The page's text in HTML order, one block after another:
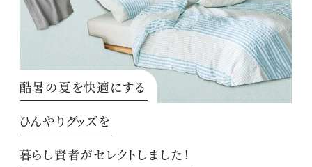
酷暑の夏を快適にする
ひんやりグッズを
暮らし賢者がセレクトしました！